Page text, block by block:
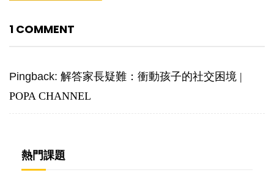
1 COMMENT
Pingback: 解答家長疑難：衝動孩子的社交困境 |
POPA CHANNEL
熱門課題